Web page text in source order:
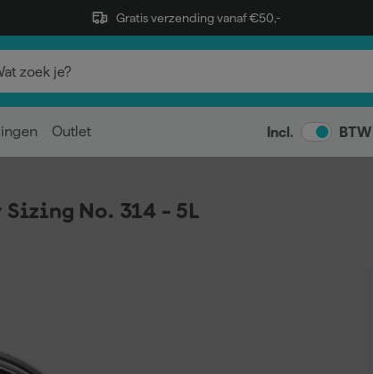
Gratis verzending vanaf €50,-
Outlet Incl. BTW
No. 314 - 5L